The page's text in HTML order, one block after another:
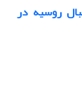
روسیه در